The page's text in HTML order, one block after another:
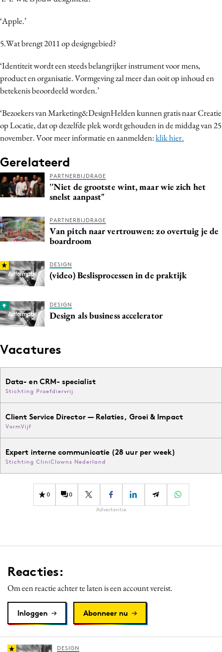
‘Apple.’
5.Wat brengt 2011 op designgebied?
‘Identiteit wordt een steeds belangrijker instrument voor mens,
product en organisatie. Vormgeving zal meer dan ooit op inhoud en
betekenis beoordeeld worden.’
‘Bezoekers van Marketing&DesignHelden kunnen gratis naar Creatie
op Locatie, dat op dezelfde plek wordt gehouden in de middag van 25
november. Voor meer informatie en aanmelden:klik hier.
Gerelateerd
PARTNERBIJDRAGE
''Niet de grootste wint, maar wie zich het
snelst aanpast"
PARTNERBIJDRAGE
Van pitch naar vertrouwen: zo overtuig je de
boardroom
DESIGN
(video) Beslisprocessen in de praktijk
DESIGN
Design als business accelerator
Vacatures
Data- en CRM- specialist
Stichting Proefdiervrij
Client Service Director — Relaties, Groei & Impact
VormVijf
Expert interne communicatie (28 uur per week)
Stichting CliniClowns Nederland
0 0
Advertentie
Reacties:
Om een reactie achter te laten is een account vereist.
Inloggen Abonneer nu
DESIGN